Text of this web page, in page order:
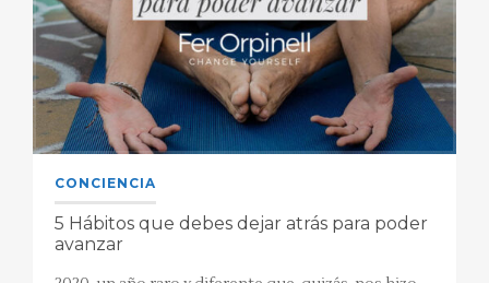
CONCIENCIA
5 Hábitos que debes dejar atrás para poder
avanzar